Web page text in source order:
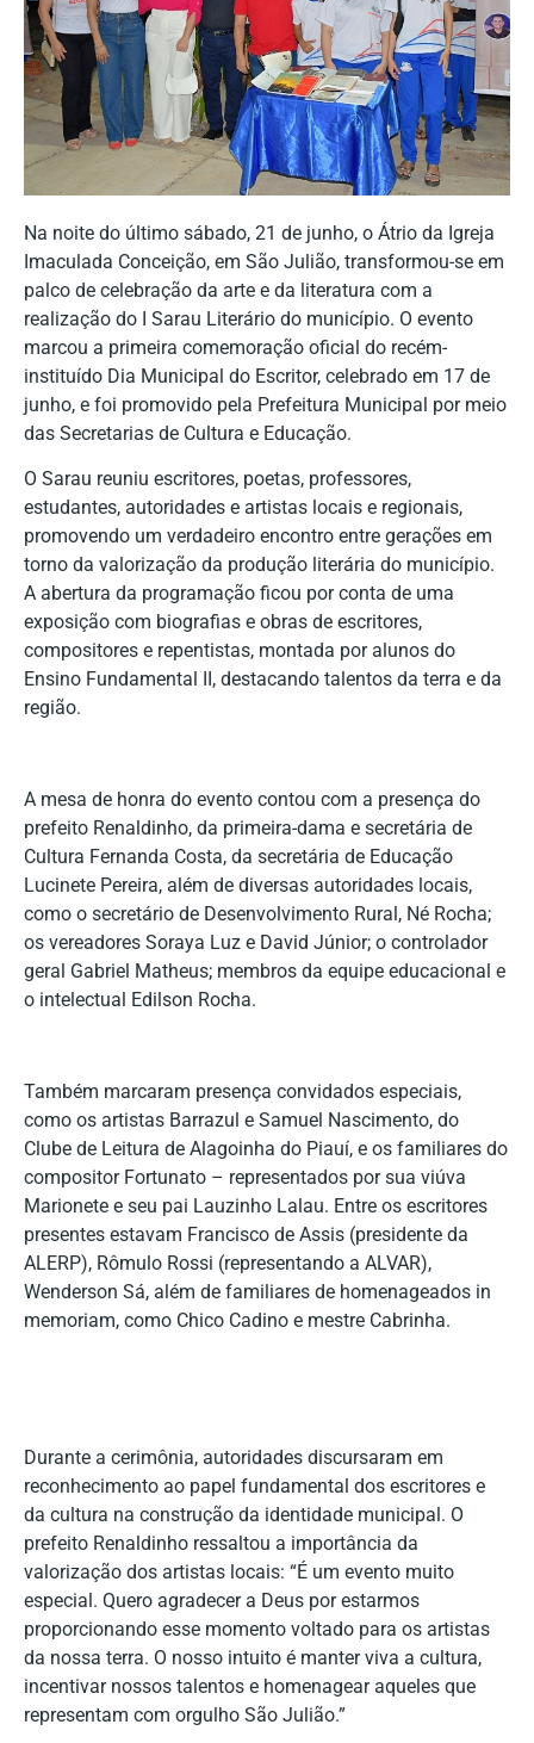
Na noite do último sábado, 21 de junho, o Átrio da Igreja
Imaculada Conceição, em São Julião, transformou-se em
palco de celebração da arte e da literatura com a
realização do I Sarau Literário do município. O evento
marcou a primeira comemoração oficial do recém-
instituído Dia Municipal do Escritor, celebrado em 17 de
junho, e foi promovido pela Prefeitura Municipal por meio
das Secretarias de Cultura e Educação.
O Sarau reuniu escritores, poetas, professores,
estudantes, autoridades e artistas locais e regionais,
promovendo um verdadeiro encontro entre gerações em
torno da valorização da produção literária do município.
A abertura da programação ficou por conta de uma
exposição com biografias e obras de escritores,
compositores e repentistas, montada por alunos do
Ensino Fundamental II, destacando talentos da terra e da
região.
A mesa de honra do evento contou com a presença do
prefeito Renaldinho, da primeira-dama e secretária de
Cultura Fernanda Costa, da secretária de Educação
Lucinete Pereira, além de diversas autoridades locais,
como o secretário de Desenvolvimento Rural, Né Rocha;
os vereadores Soraya Luz e David Júnior; o controlador
geral Gabriel Matheus; membros da equipe educacional e
o intelectual Edilson Rocha.
Também marcaram presença convidados especiais,
como os artistas Barrazul e Samuel Nascimento, do
Clube de Leitura de Alagoinha do Piauí, e os familiares do
compositor Fortunato – representados por sua viúva
Marionete e seu pai Lauzinho Lalau. Entre os escritores
presentes estavam Francisco de Assis (presidente da
ALERP), Rômulo Rossi (representando a ALVAR),
Wenderson Sá, além de familiares de homenageados in
memoriam, como Chico Cadino e mestre Cabrinha.
Durante a cerimônia, autoridades discursaram em
reconhecimento ao papel fundamental dos escritores e
da cultura na construção da identidade municipal. O
prefeito Renaldinho ressaltou a importância da
valorização dos artistas locais: “É um evento muito
especial. Quero agradecer a Deus por estarmos
proporcionando esse momento voltado para os artistas
da nossa terra. O nosso intuito é manter viva a cultura,
incentivar nossos talentos e homenagear aqueles que
representam com orgulho São Julião.”